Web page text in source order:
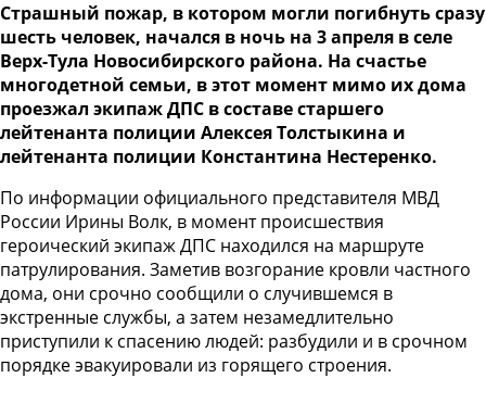
Страшный пожар, в котором могли погибнуть сразу
шесть человек, начался в ночь на 3 апреля в селе
Верх-Тула Новосибирского района. На счастье
многодетной семьи, в этот момент мимо их дома
проезжал экипаж ДПС в составе старшего
лейтенанта полиции Алексея Толстыкина и
лейтенанта полиции Константина Нестеренко.
По информации официального представителя МВД
России Ирины Волк, в момент происшествия
героический экипаж ДПС находился на маршруте
патрулирования. Заметив возгорание кровли частного
дома, они срочно сообщили о случившемся в
экстренные службы, а затем незамедлительно
приступили к спасению людей: разбудили и в срочном
порядке эвакуировали из горящего строения.